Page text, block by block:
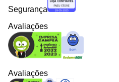
Segurança
Avaliações
Avaliações